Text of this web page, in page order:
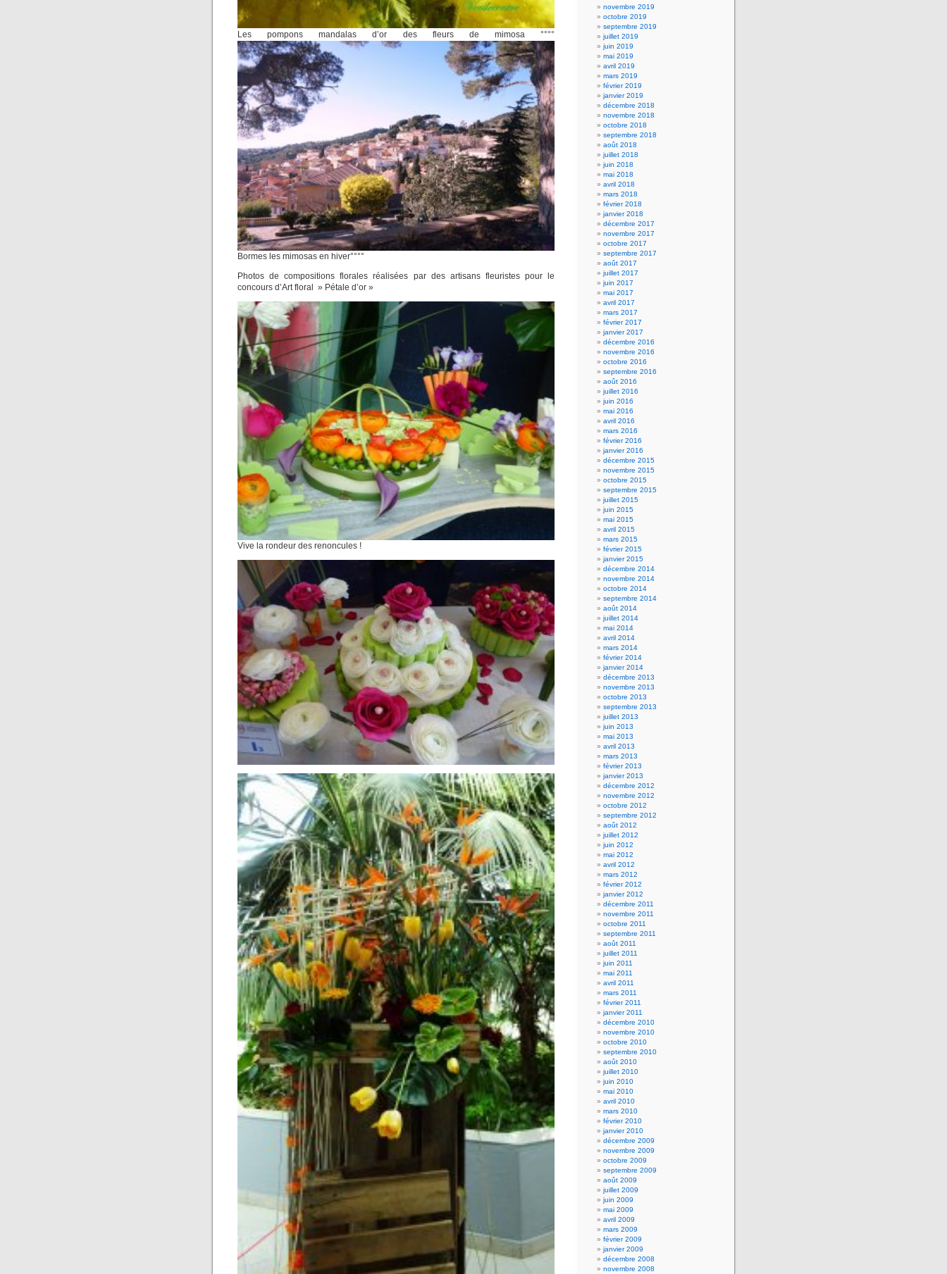
Les pompons mandalas d’or des fleurs de mimosa °°°°
Bormes les mimosas en hiver°°°°
Photos de compositions florales réalisées par des artisans fleuristes pour le
concours d’Art floral » Pétale d’or »
Vive la rondeur des renoncules !
novembre 2019
octobre 2019
septembre 2019
juillet 2019
juin 2019
mai 2019
avril 2019
mars 2019
février 2019
janvier 2019
décembre 2018
novembre 2018
octobre 2018
septembre 2018
août 2018
juillet 2018
juin 2018
mai 2018
avril 2018
mars 2018
février 2018
janvier 2018
décembre 2017
novembre 2017
octobre 2017
septembre 2017
août 2017
juillet 2017
juin 2017
mai 2017
avril 2017
mars 2017
février 2017
janvier 2017
décembre 2016
novembre 2016
octobre 2016
septembre 2016
août 2016
juillet 2016
juin 2016
mai 2016
avril 2016
mars 2016
février 2016
janvier 2016
décembre 2015
novembre 2015
octobre 2015
septembre 2015
juillet 2015
juin 2015
mai 2015
avril 2015
mars 2015
février 2015
janvier 2015
décembre 2014
novembre 2014
octobre 2014
septembre 2014
août 2014
juillet 2014
mai 2014
avril 2014
mars 2014
février 2014
janvier 2014
décembre 2013
novembre 2013
octobre 2013
septembre 2013
juillet 2013
juin 2013
mai 2013
avril 2013
mars 2013
février 2013
janvier 2013
décembre 2012
novembre 2012
octobre 2012
septembre 2012
août 2012
juillet 2012
juin 2012
mai 2012
avril 2012
mars 2012
février 2012
janvier 2012
décembre 2011
novembre 2011
octobre 2011
septembre 2011
août 2011
juillet 2011
juin 2011
mai 2011
avril 2011
mars 2011
février 2011
janvier 2011
décembre 2010
novembre 2010
octobre 2010
septembre 2010
août 2010
juillet 2010
juin 2010
mai 2010
avril 2010
mars 2010
février 2010
janvier 2010
décembre 2009
novembre 2009
octobre 2009
septembre 2009
août 2009
juillet 2009
juin 2009
mai 2009
avril 2009
mars 2009
février 2009
janvier 2009
décembre 2008
novembre 2008